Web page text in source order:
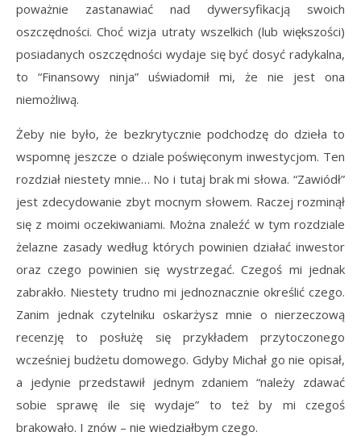
poważnie zastanawiać nad dywersyfikacją swoich
oszczędności. Choć wizja utraty wszelkich (lub większości)
posiadanych oszczędności wydaje się być dosyć radykalna,
to “Finansowy ninja” uświadomił mi, że nie jest ona
niemożliwą.
Żeby nie było, że bezkrytycznie podchodzę do dzieła to
wspomnę jeszcze o dziale poświęconym inwestycjom. Ten
rozdział niestety mnie… No i tutaj brak mi słowa. “Zawiódł”
jest zdecydowanie zbyt mocnym słowem. Raczej rozminął
się z moimi oczekiwaniami. Można znaleźć w tym rozdziale
żelazne zasady według których powinien działać inwestor
oraz czego powinien się wystrzegać. Czegoś mi jednak
zabrakło. Niestety trudno mi jednoznacznie określić czego.
Zanim jednak czytelniku oskarżysz mnie o nierzeczową
recenzję to posłużę się przykładem przytoczonego
wcześniej budżetu domowego. Gdyby Michał go nie opisał,
a jedynie przedstawił jednym zdaniem “należy zdawać
sobie sprawę ile się wydaje” to też by mi czegoś
brakowało. I znów – nie wiedziałbym czego.